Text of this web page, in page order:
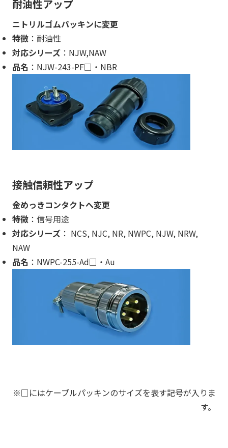
耐油性アップ
ニトリルゴムパッキンに変更
特徴 ：耐油性
対応シリーズ ：NJW,NAW
品名 ：NJW-243-PF□・NBR
接触信頼性アップ
金めっきコンタクトへ変更
特徴 ：信号用途
対応シリーズ ： NCS, NJC, NR, NWPC, NJW, NRW,
NAW
品名 ：NWPC-255-Ad□・Au
※□にはケーブルパッキンのサイズを表す記号が入りま
す。